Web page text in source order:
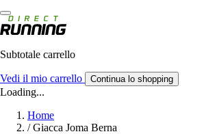
Subtotale carrello
Vedi il mio carrello Continua lo shopping
Loading...
Home
/ Giacca Joma Berna